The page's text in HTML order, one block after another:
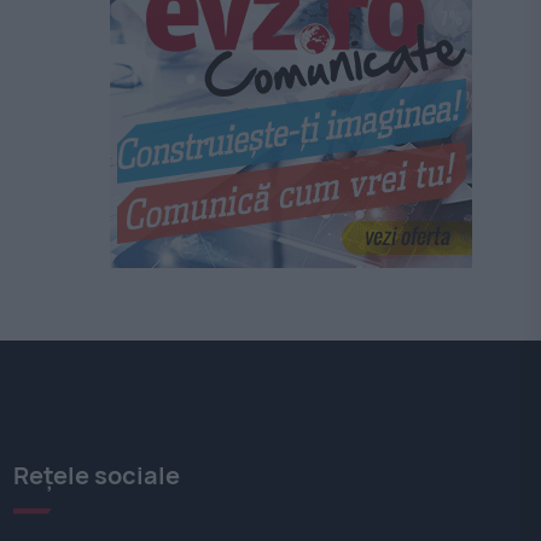
Rețele sociale